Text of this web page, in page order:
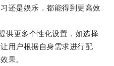
还是娱乐，都能得到更高效
更多个性化设置，如选择
用户根据自身需求进行配
果。